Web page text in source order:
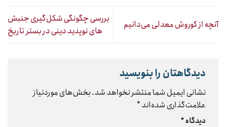
آنچه از کوروش معدلی می‌دانیم
بررسی چگونگی شکل‌گیری جنبش
های نوپدید دینی در بستر تاریخ
دیدگاهتان را بنویسید
نشانی ایمیل شما منتشر نخواهد شد.بخش‌های موردنیاز
علامت‌گذاری شده‌اند*
دیدگاه*